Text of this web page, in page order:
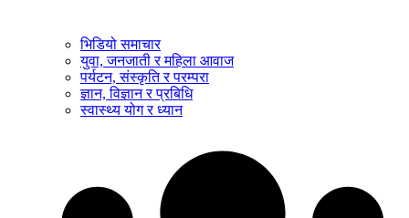
भिडियो समाचार
युवा, जनजाती र महिला आवाज
पर्यटन, संस्कृति र परम्परा
ज्ञान, विज्ञान र प्रबिधि
स्वास्थ्य योग र ध्यान